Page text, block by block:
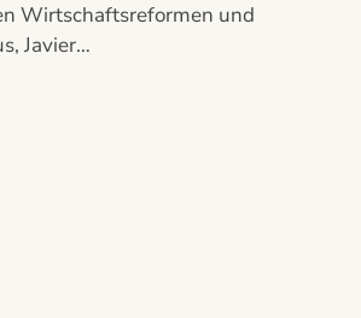
Wirtschaftsreformen und
Javier…